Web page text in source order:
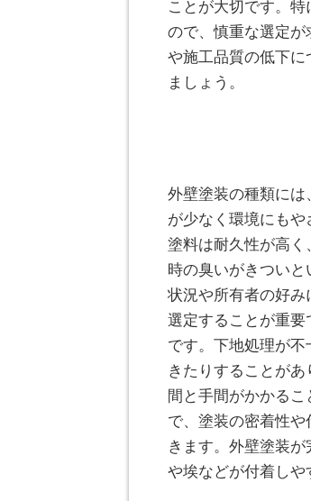
ことが大切です。
ので、慎重な選定
や施工品質の低下
ましょう。
外壁塗装の種類に
が少なく環境にも
塗料は耐久性が高
時の臭いがきつい
状況や所有者の好
選定することが重
です。下地処理が
きたりすることが
間と手間がかかる
で、塗装の密着性
きます。外壁塗装
や埃などが付着しや